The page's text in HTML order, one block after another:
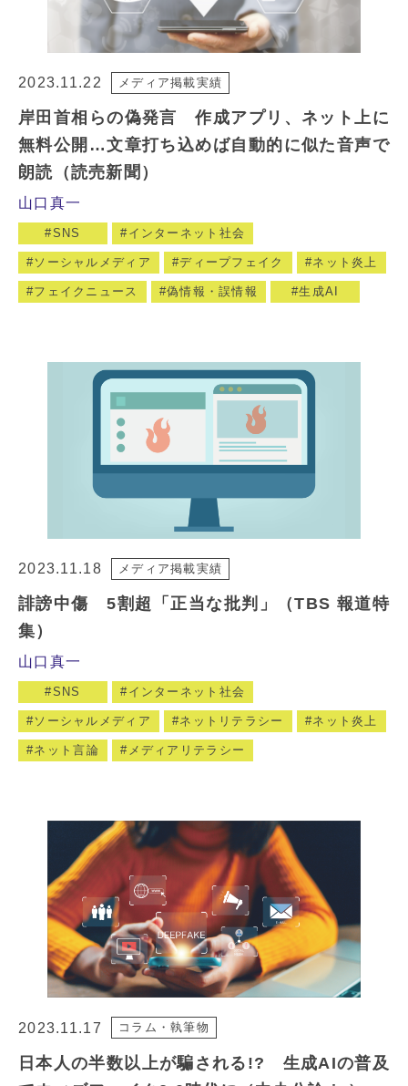
2023.11.22 メディア掲載実績
岸田首相らの偽発言 作成アプリ、ネット上に
無料公開…文章打ち込めば自動的に似た音声で
朗読（読売新聞）
山口真一
SNS インターネット社会
ソーシャルメディア ディープフェイク ネット炎上
フェイクニュース 偽情報・誤情報 生成AI
2023.11.18 メディア掲載実績
誹謗中傷 5割超「正当な批判」（TBS 報道特
集）
山口真一
SNS インターネット社会
ソーシャルメディア ネットリテラシー ネット炎上
ネット言論 メディアリテラシー
2023.11.17 コラム・執筆物
日本人の半数以上が騙される!? 生成AIの普及